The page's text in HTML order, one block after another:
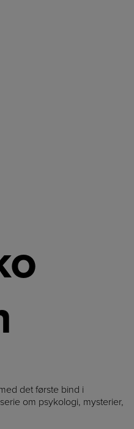
det første bind i
om psykologi, mysterier,